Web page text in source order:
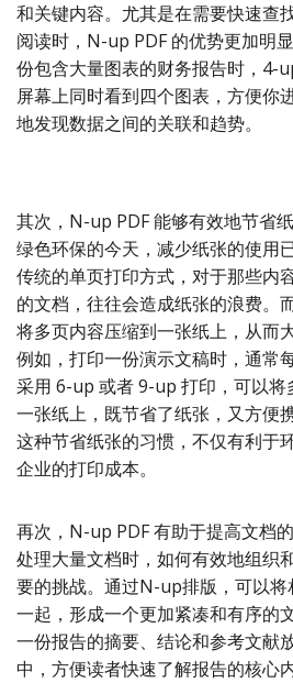
和关键内容。尤其是在需要快速查
阅读时，N-up PDF 的优势更加明
份包含大量图表的财务报告时，4-
屏幕上同时看到四个图表，方便你
地发现数据之间的关联和趋势。
其次，N-up PDF 能够有效地节省
绿色环保的今天，减少纸张的使用
传统的单页打印方式，对于那些内
的文档，往往会造成纸张的浪费。
将多页内容压缩到一张纸上，从而
例如，打印一份演示文稿时，通常
采用 6-up 或者 9-up 打印，可以将
一张纸上，既节省了纸张，又方便
这种节省纸张的习惯，不仅有利于
企业的打印成本。
再次，N-up PDF 有助于提高文档
处理大量文档时，如何有效地组织
要的挑战。通过N-up排版，可以
一起，形成一个更加紧凑和有序的
一份报告的摘要、结论和参考文献
中，方便读者快速了解报告的核心